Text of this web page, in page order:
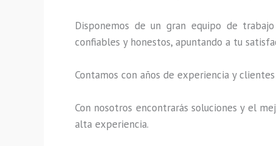
Disponemos de un gran equipo de
confiables y honestos, apuntando a tu
Contamos con años de experiencia y
Con nosotros encontrarás soluciones y el
alta experiencia.